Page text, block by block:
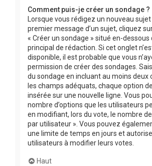
Comment puis-je créer un sondage ?
Lorsque vous rédigez un nouveau
premier message d’un sujet, cliquez
« Créer un sondage » situé en-
principal de rédaction. Si cet onglet
disponible, il est probable que vous
permission de créer des sondages.
du sondage en incluant au moins deux
les champs adéquats, chaque option
insérée sur une nouvelle ligne. Vous
nombre d’options que les utilisateurs
en modifiant, lors du vote, le nombre
par utilisateur ». Vous pouvez
une limite de temps en jours et
utilisateurs à modifier leurs votes.
Haut